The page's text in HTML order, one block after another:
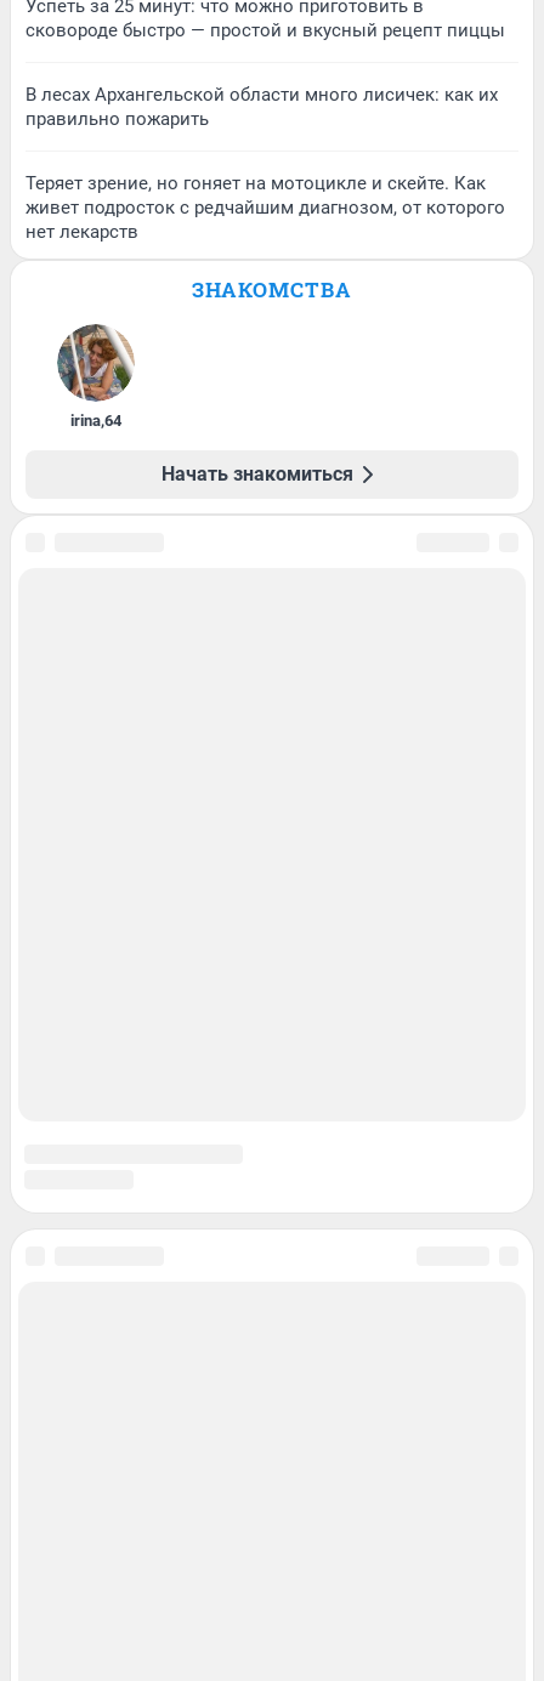
Успеть за 25 минут: что можно приготовить в
сковороде быстро — простой и вкусный рецепт пиццы
В лесах Архангельской области много лисичек: как их
правильно пожарить
Теряет зрение, но гоняет на мотоцикле и скейте. Как
живет подросток с редчайшим диагнозом, от которого
нет лекарств
ЗНАКОМСТВА
irina,64
Начать знакомиться